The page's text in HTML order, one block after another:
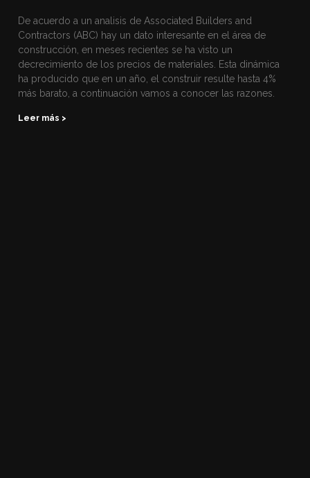
De acuerdo a un analisis de Associated Builders and
Contractors (ABC) hay un dato interesante en el área de
construcción, en meses recientes se ha visto un
decrecimiento de los precios de materiales. Esta dinámica
ha producido que en un año, el construir resulte hasta 4%
más barato, a continuación vamos a conocer las razones.
Leer más >